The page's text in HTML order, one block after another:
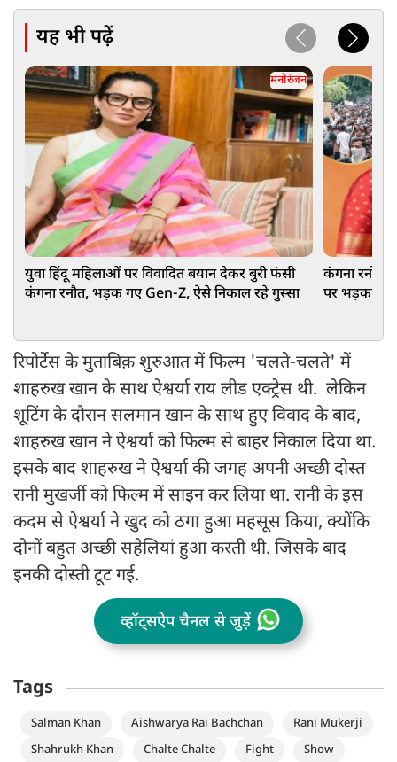
यह भी पढ़ें
मनोरंजन
युवा हिंदू महिलाओं पर विवादित बयान देकर बुरी फंसी
कंगना रनौत, भड़क गए Gen-Z, ऐसे निकाल रहे गुस्सा
कंगना रनौत
पर भड़का
रिपोर्टेस के मुताबिक़ शुरुआत में फिल्म 'चलते-चलते' में
शाहरुख खान के साथ ऐश्वर्या राय लीड एक्ट्रेस थी. लेकिन
शूटिंग के दौरान सलमान खान के साथ हुए विवाद के बाद,
शाहरुख खान ने ऐश्वर्या को फिल्म से बाहर निकाल दिया था.
इसके बाद शाहरुख ने ऐश्वर्या की जगह अपनी अच्छी दोस्त
रानी मुखर्जी को फिल्म में साइन कर लिया था. रानी के इस
कदम से ऐश्वर्या ने खुद को ठगा हुआ महसूस किया, क्योंकि
दोनों बहुत अच्छी सहेलियां हुआ करती थी. जिसके बाद
इनकी दोस्ती टूट गई.
व्हॉट्सऐप चैनल से जुड़ें
Tags
Salman Khan Aishwarya Rai Bachchan
Rani Mukerji
Shahrukh Khan
Chalte Chalte Fight
Show